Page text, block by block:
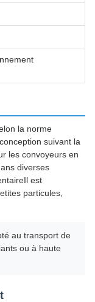
la norme
suivant la
les convoyeurs en
diverses
est
particules,
au transport de
ou à haute